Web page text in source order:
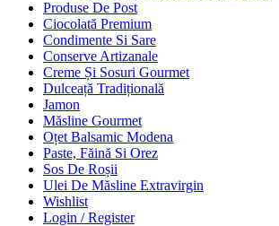
Produse De Post
Ciocolată Premium
Condimente Si Sare
Conserve Artizanale
Creme Și Sosuri Gourmet
Dulceață Tradițională
Jamon
Măsline Gourmet
Oțet Balsamic Modena
Paste, Făină Si Orez
Sos De Roșii
Ulei De Măsline Extravirgin
Wishlist
Login / Register